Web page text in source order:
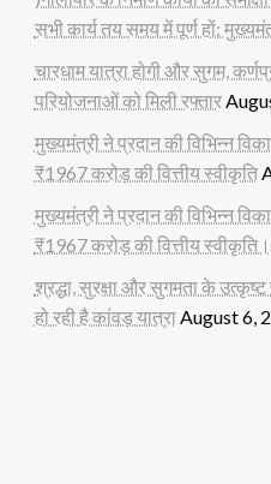
सभी कार्य तय समय में पूर्ण हों:
चारधाम यात्रा होगी और सुगम,
परियोजनाओं को मिली रफ्तार
मुख्यमंत्री ने प्रदान की विभिन्न
₹1967 करोड़ की वित्तीय स्वीकृति
मुख्यमंत्री ने प्रदान की विभिन्न
₹1967 करोड़ की वित्तीय स्वीकृति।
श्रद्धा, सुरक्षा और सुगमता के
हो रही है कांवड़ यात्राAugust 6,